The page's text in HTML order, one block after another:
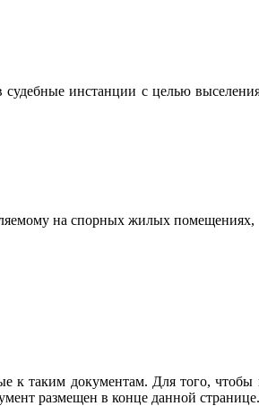
инстанции с целью
на спорных жилых помещениях,
к таким документам. Для того,
размещен в конце данной странице.